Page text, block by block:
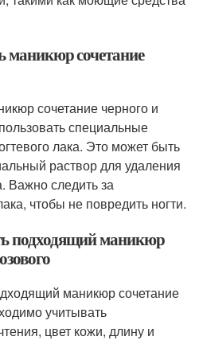
маникюр сочетание
сочетание черного и
специальные
лака. Это может быть
раствор для удаления
Важно следить за
чтобы не повредить ногти.
подходящий маникюр
маникюр сочетание
учитывать
цвет кожи, длину и